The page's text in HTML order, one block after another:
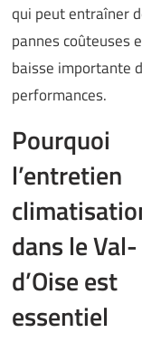
qui peut entraîner
pannes coûteuses
baisse importante
performances.
Pourquoi
l’entretien
dans le Val-
d’Oise est
essentiel